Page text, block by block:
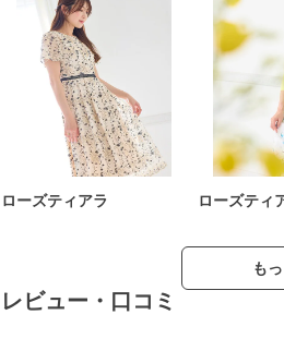
ローズティアラ ローズティ
も
レビュー・口コミ